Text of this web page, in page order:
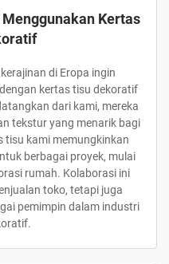
Kertas
di Eropa ingin
kertas tisu dekoratif
dari kami, mereka
tekstur yang menarik bagi
tisu kami memungkinkan
berbagai proyek, mulai
rumah. Kolaborasi ini
toko, tetapi juga
pemimpin dalam industri